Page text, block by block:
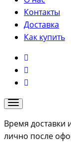
Контакты
Доставка
Как купить
Время доставки
лично после